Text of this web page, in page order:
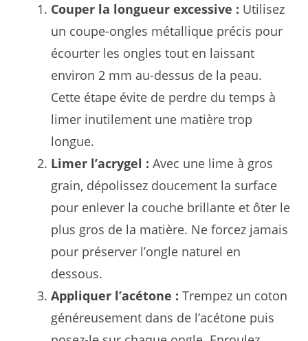
Couper la longueur excessive : Utilisez
un coupe-ongles métallique précis pour
écourter les ongles tout en laissant
environ 2 mm au-dessus de la peau.
Cette étape évite de perdre du temps à
limer inutilement une matière trop
longue.
Limer l’acrygel : Avec une lime à gros
grain, dépolissez doucement la surface
pour enlever la couche brillante et ôter le
plus gros de la matière. Ne forcez jamais
pour préserver l’ongle naturel en
dessous.
Appliquer l’acétone : Trempez un coton
généreusement dans de l’acétone puis